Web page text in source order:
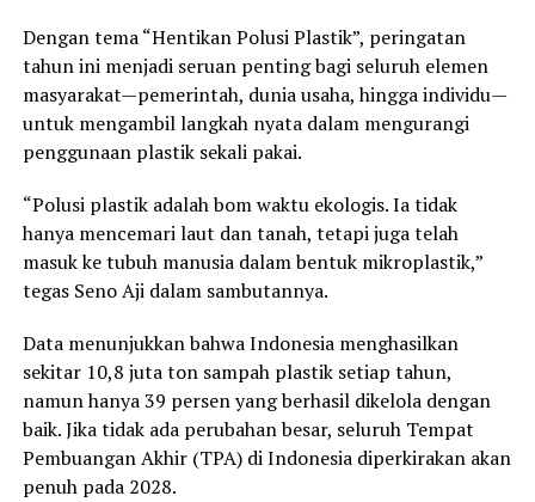
Dengan tema “Hentikan Polusi Plastik”, peringatan
tahun ini menjadi seruan penting bagi seluruh elemen
masyarakat—pemerintah, dunia usaha, hingga individu—
untuk mengambil langkah nyata dalam mengurangi
penggunaan plastik sekali pakai.
“Polusi plastik adalah bom waktu ekologis. Ia tidak
hanya mencemari laut dan tanah, tetapi juga telah
masuk ke tubuh manusia dalam bentuk mikroplastik,”
tegas Seno Aji dalam sambutannya.
Data menunjukkan bahwa Indonesia menghasilkan
sekitar 10,8 juta ton sampah plastik setiap tahun,
namun hanya 39 persen yang berhasil dikelola dengan
baik. Jika tidak ada perubahan besar, seluruh Tempat
Pembuangan Akhir (TPA) di Indonesia diperkirakan akan
penuh pada 2028.